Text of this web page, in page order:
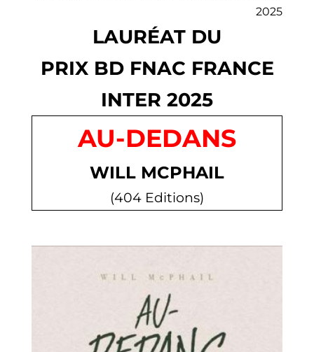
2025
LAURÉAT DU
PRIX BD FNAC FRANCE
INTER 2025
AU-DEDANS
WILL MCPHAIL
(404 Editions)